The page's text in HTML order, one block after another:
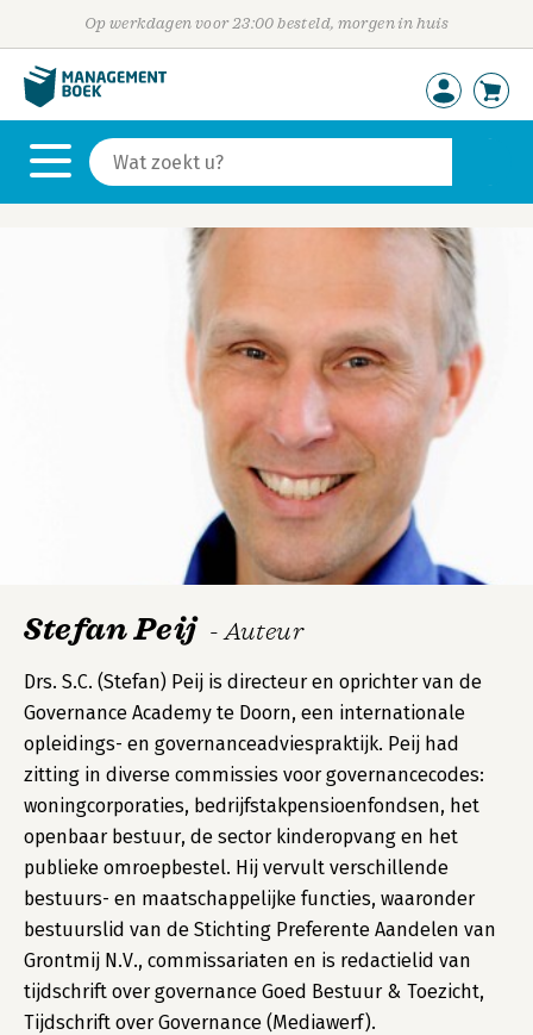
Op werkdagen voor 23:00 besteld, morgen in huis
Stefan Peij - Auteur
Drs. S.C. (Stefan) Peij is directeur en oprichter van de
Governance Academy te Doorn, een internationale
opleidings- en governanceadviespraktijk. Peij had
zitting in diverse commissies voor governancecodes:
woningcorporaties, bedrijfstakpensioenfondsen, het
openbaar bestuur, de sector kinderopvang en het
publieke omroepbestel. Hij vervult verschillende
bestuurs- en maatschappelijke functies, waaronder
bestuurslid van de Stichting Preferente Aandelen van
Grontmij N.V., commissariaten en is redactielid van
tijdschrift over governance Goed Bestuur & Toezicht,
Tijdschrift over Governance (Mediawerf).